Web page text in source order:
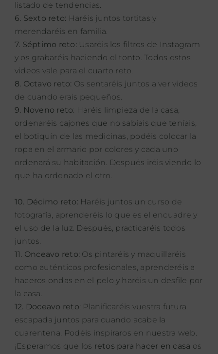
listado de tendencias.
6. Sexto reto: Haréis juntos tortitas y
merendaréis en familia.
7. Séptimo reto: Usaréis los filtros de Instagram
y os grabaréis haciendo el tonto. Todos estos
videos vale para el cuarto reto.
8. Octavo reto: Os sentaréis juntos a ver videos
de cuando erais pequeños.
9. Noveno reto: Haréis limpieza de la casa,
ordenaréis cajones que no sabíais que teníais,
el botiquín de las medicinas, podéis colocar la
ropa en el armario por colores y cada uno
ordenará su habitación. Después iréis viendo lo
que ha ordenado el otro.
10. Décimo reto: Haréis juntos un curso de
fotografía, aprenderéis lo que es el encuadre y
el uso de la luz. Después, practicaréis todos
juntos.
11. Onceavo reto: Os pintaréis y maquillaréis
como auténticos profesionales, aprenderéis a
haceros ondas en el pelo y haréis un desfile por
la casa.
12. Doceavo reto: Planificaréis vuestra futura
escapada juntos para cuando acabe la
cuarentena. Podéis inspiraros en nuestra web.
¡Esperamos que los retos para hacer en casa os